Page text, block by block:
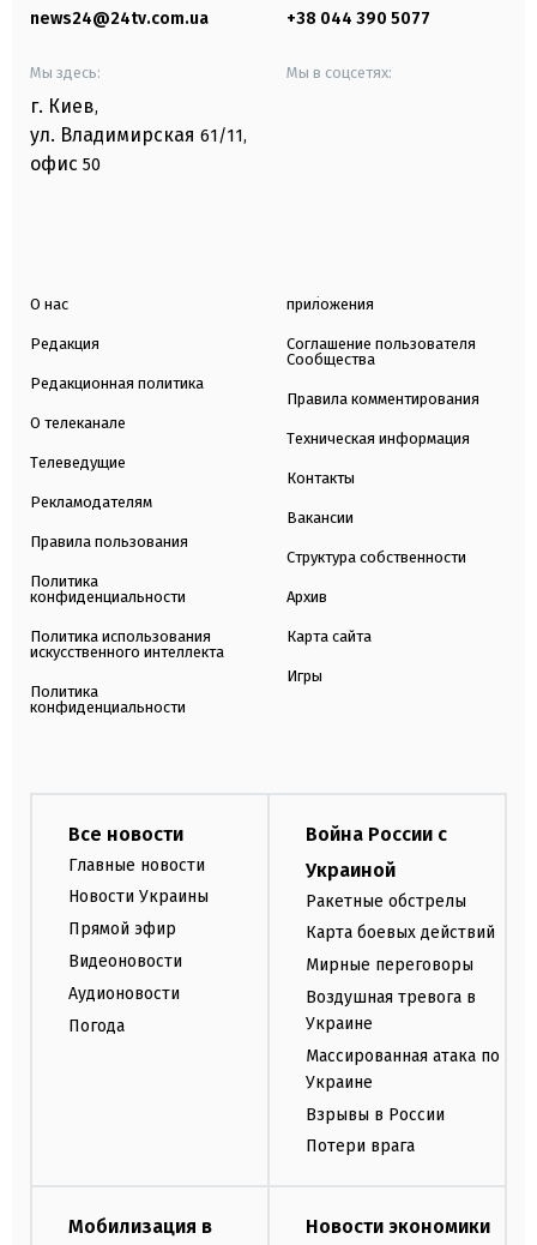
news24@24tv.com.ua +38 044 390 5077
Мы здесь:
г. Киев,
ул. Владимирская 61/11,
офис 50
Мы в соцсетях:
О нас
Редакция
Редакционная политика
О телеканале
Телеведущие
Рекламодателям
Правила пользования
Политика
конфиденциальности
Политика использования
искусственного интеллекта
Политика
конфиденциальности
приложения
Соглашение пользователя
Сообщества
Правила комментирования
Техническая информация
Контакты
Вакансии
Структура собственности
Архив
Карта сайта
Игры
Все новости
Главные новости
Новости Украины
Прямой эфир
Видеоновости
Аудионовости
Погода
Война России с
Украиной
Ракетные обстрелы
Карта боевых действий
Мирные переговоры
Воздушная тревога в
Украине
Массированная атака по
Украине
Взрывы в России
Потери врага
Мобилизация в
Новости экономики